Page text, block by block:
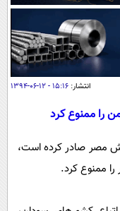
انتشار: ۱۵:۱۶ - ۱۲-۰۶-۱۳۹۴
را ممنوع کرد
مصر صادر کرده است،
را ممنوع کرد.